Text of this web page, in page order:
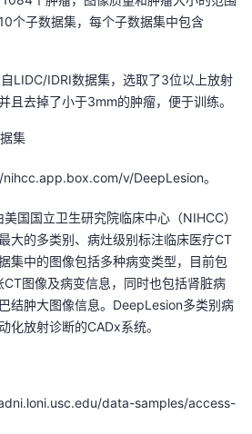
个子数据集，每个子数据集中包含
IDRI数据集，选取了3位以上放射
且去掉了小于3mm的肿瘤，便于训练。
集
v/DeepLesion。
国立卫生研究院临床中心（NIHCC）
大的多类别、病灶级别标注临床医疗CT
集中的图像包括多种病变类型，目前包
图像及病变信息，同时也包括肾脏病
结肿大图像信息。DeepLesion多类别病
化放射诊断的CADx系统。
data-samples/access-